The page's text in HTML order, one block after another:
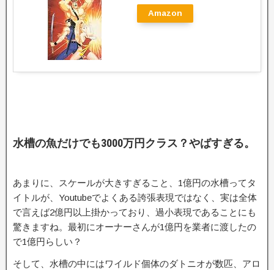
Amazon
水槽の魚だけでも3000万円クラス？やばすぎる。
あまりに、スケールが大きすぎること、1億円の水槽ってタ
イトルが、Youtubeでよくある誇張表現ではなく、実は全体
で言えば2億円以上掛かっており、過小表現であることにも
驚きますね。最初にオーナーさんが1億円を業者に渡したの
で1億円らしい？
そして、水槽の中にはワイルド個体のダトニオが数匹、アロ